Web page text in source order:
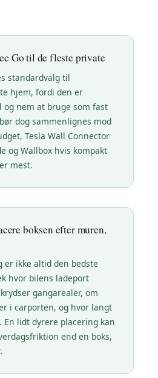
Go til de fleste private
standardvalg til
hjem, fordi den er
og nem at bruge som fast
dog sammenlignes mod
Tesla Wall Connector
og Wallbox hvis kompakt
mest.
boksen efter muren,
ikke altid den bedste
hvor bilens ladeport
gangarealer, om
i carporten, og hvor langt
lidt dyrere placering kan
end en boks,